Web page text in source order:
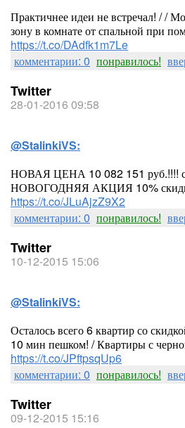
Практичнее идеи не встречал! / /
зону в комнате от спальной при
https://t.co/DAdfk1m7Le
комментарии: 0 понравилось!
Twitter
28-01-2016 09:58
@StalinkiVS:
НОВАЯ ЦЕНА 10 082 151 руб.!!!!
НОВОГОДНЯЯ АКЦИЯ 10% скидка
https://t.co/JLuAjzZ9X2
комментарии: 0 понравилось!
Twitter
10-12-2015 15:06
@StalinkiVS:
Осталось всего 6 квартир со
10 мин пешком! / Квартиры с
https://t.co/JPftpsqUp6
комментарии: 0 понравилось!
Twitter
09-12-2015 15:16